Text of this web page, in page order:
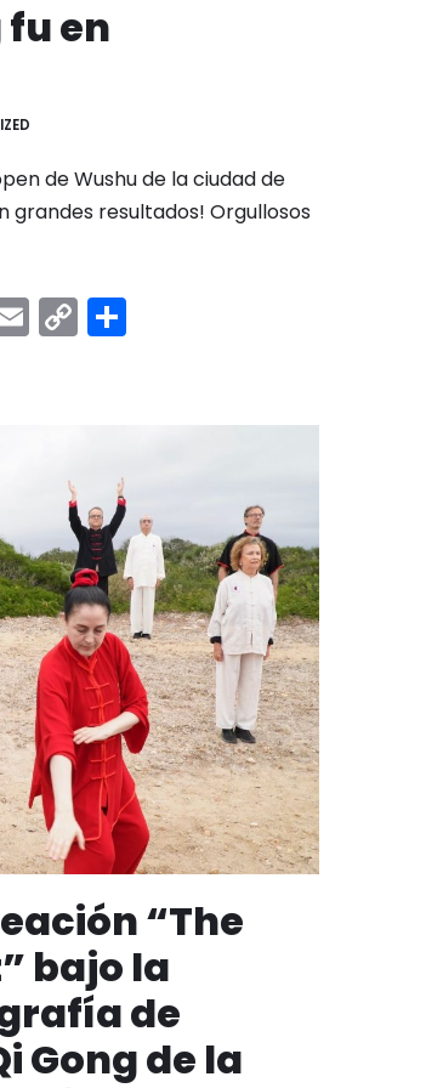
fu en
de Wushu de la ciudad de
grandes resultados! Orgullosos
E
m
C
o
n
k
tir
“The
bajo la
de
Gong de la